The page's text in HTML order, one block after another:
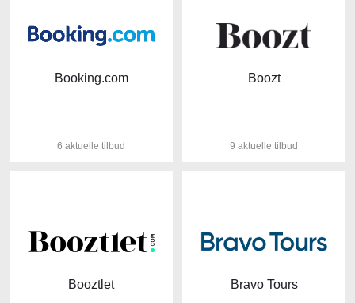
Booking.com
6 aktuelle tilbud
Boozt
9 aktuelle tilbud
Booztlet Bravo Tours